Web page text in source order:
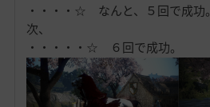
・・・・☆ なんと、５回で成功。
次、
・・・・・☆ ６回で成功。